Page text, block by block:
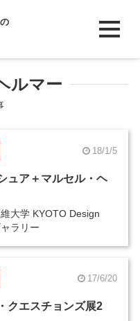
ルマー
18/1/5
ュア＋マルセル・ヘ
大学 KYOTO Design
ラリー
17/6/20
クエスチョンズ展2